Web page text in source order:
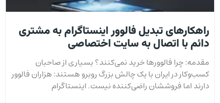
راهکارهای تبدیل فالوور اینستاگرام به مشتری
دائم با اتصال به سایت اختصاصی
مقدمه: چرا فالوورها خرید نمی‌کنند؟ بسیاری از صاحبان
کسب‌وکار در ایران با یک چالش بزرگ روبرو هستند: هزاران فالوور
دارند اما فروششان راضی‌کننده نیست. اینستاگرام